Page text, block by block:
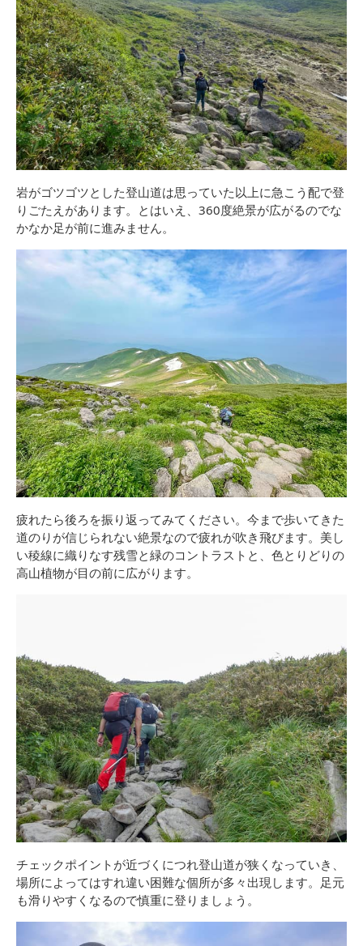
岩がゴツゴツとした登山道は思っていた以上に急こう配で登
りごたえがあります。とはいえ、360度絶景が広がるのでな
かなか足が前に進みません。
疲れたら後ろを振り返ってみてください。今まで歩いてきた
道のりが信じられない絶景なので疲れが吹き飛びます。美し
い稜線に織りなす残雪と緑のコントラストと、色とりどりの
高山植物が目の前に広がります。
チェックポイントが近づくにつれ登山道が狭くなっていき、
場所によってはすれ違い困難な個所が多々出現します。足元
も滑りやすくなるので慎重に登りましょう。